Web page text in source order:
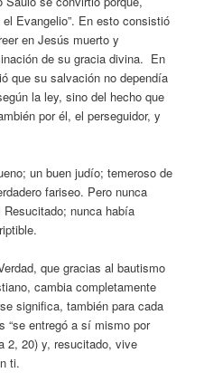
Evangelio”. En esto consistió
en Jesús muerto y
de su gracia divina. En
que su salvación no dependía
la ley, sino del hecho que
por él, el perseguidor, y
un buen judío; temeroso de
fariseo. Pero nunca
nunca había
que gracias al bautismo
cambia completamente
significa, también para cada
“se entregó a sí mismo por
2, 20) y, resucitado, vive
ti.